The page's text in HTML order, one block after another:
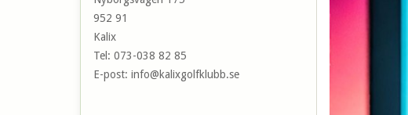
952 91
Kalix
Tel: 073-038 82 85
E-post: info@kalixgolfklubb.se